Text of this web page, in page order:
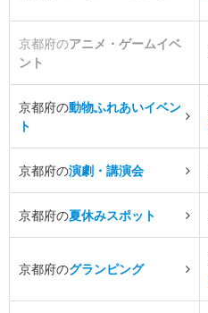
京都府のアニメ・ゲームイベ
ント
京都府の動物ふれあいイベン
ト
京都府の演劇・講演会
京都府の夏休みスポット
京都府のグランピング